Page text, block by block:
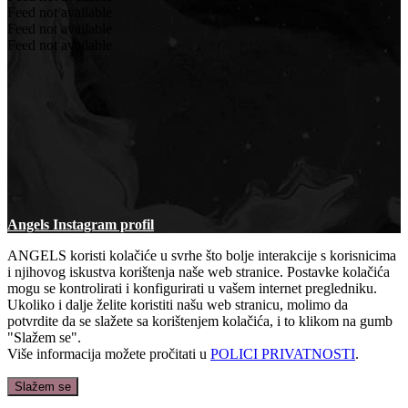
Feed not available
Feed not available
Feed not available
Angels Instagram profil
ANGELS koristi kolačiće u svrhe što bolje interakcije s korisnicima
i njihovog iskustva korištenja naše web stranice. Postavke kolačića
mogu se kontrolirati i konfigurirati u vašem internet pregledniku.
Ukoliko i dalje želite koristiti našu web stranicu, molimo da
potvrdite da se slažete sa korištenjem kolačića, i to klikom na gumb
"Slažem se".
Više informacija možete pročitati u POLICI PRIVATNOSTI.
Slažem se